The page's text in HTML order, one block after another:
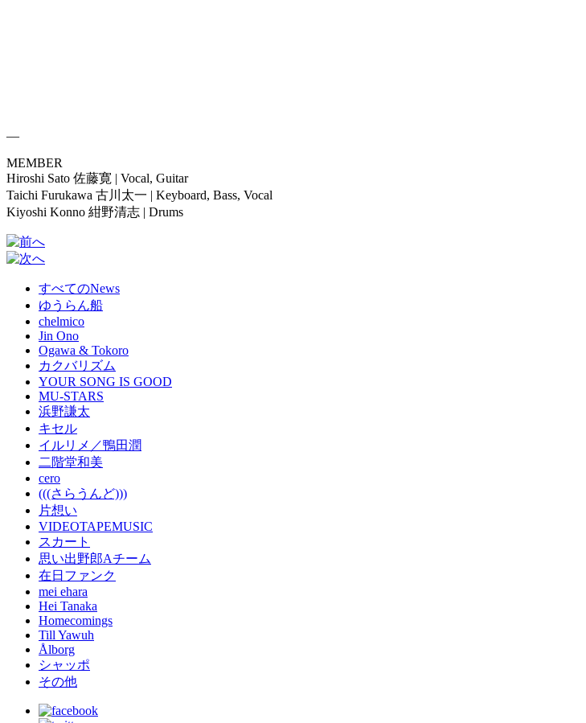
—
MEMBER
Hiroshi Sato 佐藤寛 | Vocal, Guitar
Taichi Furukawa 古川太一 | Keyboard, Bass, Vocal
Kiyoshi Konno 紺野清志 | Drums
すべてのNews
ゆうらん船
chelmico
Jin Ono
Ogawa & Tokoro
カクバリズム
YOUR SONG IS GOOD
MU-STARS
浜野謙太
キセル
イルリメ／鴨田潤
二階堂和美
cero
(((さらうんど)))
片想い
VIDEOTAPEMUSIC
スカート
思い出野郎Aチーム
在日ファンク
mei ehara
Hei Tanaka
Homecomings
Till Yawuh
Ålborg
シャッポ
その他